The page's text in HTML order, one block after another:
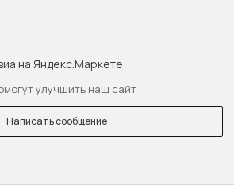
улучшить наш сайт
Написать сообщение